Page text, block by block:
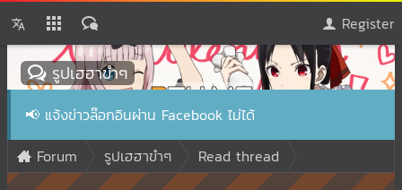
Register
รูปเฮฮาขำๆ
📢 แจ้งข่าวล๊อกอินผ่าน Facebook ไม่ได้
Forum
รูปเฮฮาขำๆ Read thread